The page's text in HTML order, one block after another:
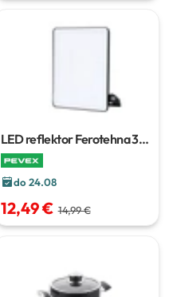
LED reflektor Ferotehna30
W
do 24.08
12,49 € 14,99 €